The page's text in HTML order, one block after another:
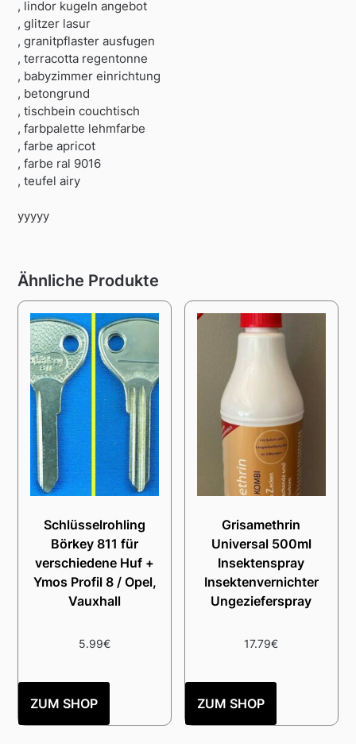
, lindor kugeln angebot
, glitzer lasur
, granitpflaster ausfugen
, terracotta regentonne
, babyzimmer einrichtung
, betongrund
, tischbein couchtisch
, farbpalette lehmfarbe
, farbe apricot
, farbe ral 9016
, teufel airy
yyyyy
Ähnliche Produkte
Schlüsselrohling
Börkey 811 für
verschiedene Huf +
Ymos Profil 8 / Opel,
Vauxhall
5.99€
ZUM SHOP
Grisamethrin
Universal 500ml
Insektenspray
Insektenvernichter
Ungezieferspray
17.79€
ZUM SHOP